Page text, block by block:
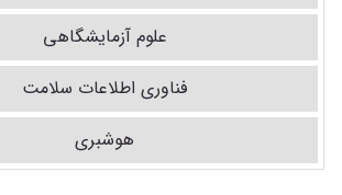
علوم آزمایشگاهی
فناوری اطلاعات سلامت
هوشبری